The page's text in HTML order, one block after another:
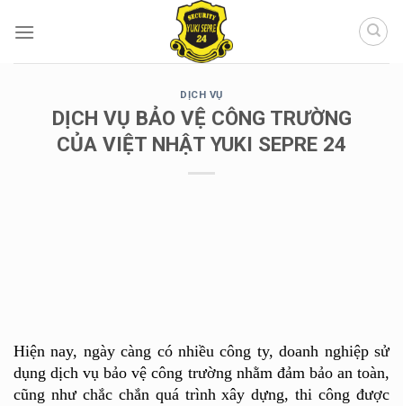
đến
DỊCH VỤ
DỊCH VỤ BẢO VỆ CÔNG TRƯỜNG
CỦA VIỆT NHẬT YUKI SEPRE 24
Hiện nay, ngày càng có nhiều công ty, doanh nghiệp sử
dụng dịch vụ bảo vệ công trường nhằm đảm bảo an toàn,
cũng như chắc chắn quá trình xây dựng, thi công được